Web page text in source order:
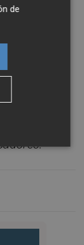
y nunca
por el
de
correo
de